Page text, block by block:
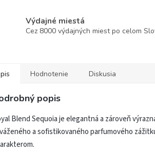
Výdajné miestá
Cez 8000 výdajných miest po celom
Hodnotenie Diskusia
popis
Blend Sequoia je elegantná a zároveň
a sofistikovaného parfumového